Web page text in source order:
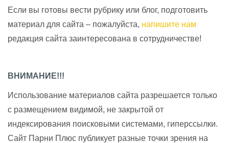
Если вы готовы вести рубрику или блог, подготовить
материал для сайта – пожалуйста, напишите нам
редакция сайта заинтересована в сотрудничестве!
ВНИМАНИЕ!!!
Использование материалов сайта разрешается только
с размещением видимой, не закрытой от
индексирования поисковыми системами, гиперссылки.
Сайт Парни Плюс публикует разные точки зрения на